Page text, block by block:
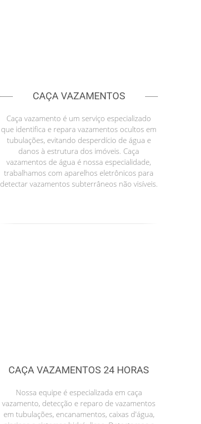
CAÇA VAZAMENTOS
Caça vazamento é um serviço especializado
que identifica e repara vazamentos ocultos em
tubulações, evitando desperdício de água e
danos à estrutura dos imóveis. Caça
vazamentos de água é nossa especialidade,
trabalhamos com aparelhos eletrônicos para
detectar vazamentos subterrâneos não visíveis.
CAÇA VAZAMENTOS 24 HORAS
Nossa equipe é especializada em caça
vazamento, detecção e reparo de vazamentos
em tubulações, encanamentos, caixas d'água,